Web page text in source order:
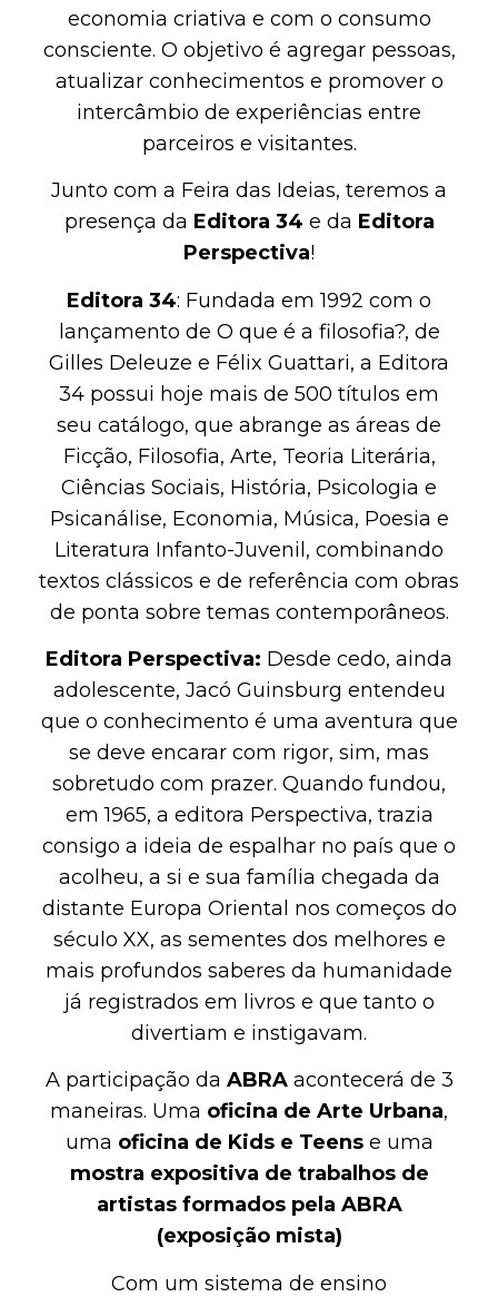
economia criativa e com o consumo
consciente. O objetivo é agregar pessoas,
atualizar conhecimentos e promover o
intercâmbio de experiências entre
parceiros e visitantes.
Junto com a Feira das Ideias, teremos a
presença da Editora 34 e da Editora
Perspectiva!
Editora 34: Fundada em 1992 com o
lançamento de O que é a filosofia?, de
Gilles Deleuze e Félix Guattari, a Editora
34 possui hoje mais de 500 títulos em
seu catálogo, que abrange as áreas de
Ficção, Filosofia, Arte, Teoria Literária,
Ciências Sociais, História, Psicologia e
Psicanálise, Economia, Música, Poesia e
Literatura Infanto-Juvenil, combinando
textos clássicos e de referência com obras
de ponta sobre temas contemporâneos.
Editora Perspectiva: Desde cedo, ainda
adolescente, Jacó Guinsburg entendeu
que o conhecimento é uma aventura que
se deve encarar com rigor, sim, mas
sobretudo com prazer. Quando fundou,
em 1965, a editora Perspectiva, trazia
consigo a ideia de espalhar no país que o
acolheu, a si e sua família chegada da
distante Europa Oriental nos começos do
século XX, as sementes dos melhores e
mais profundos saberes da humanidade
já registrados em livros e que tanto o
divertiam e instigavam.
A participação da ABRAacontecerá de 3
maneiras. Uma oficina de Arte Urbana,
uma oficina de Kids e Teense uma
mostra expositiva de trabalhos de
artistas formados pela ABRA
(exposição mista)
Com um sistema de ensino